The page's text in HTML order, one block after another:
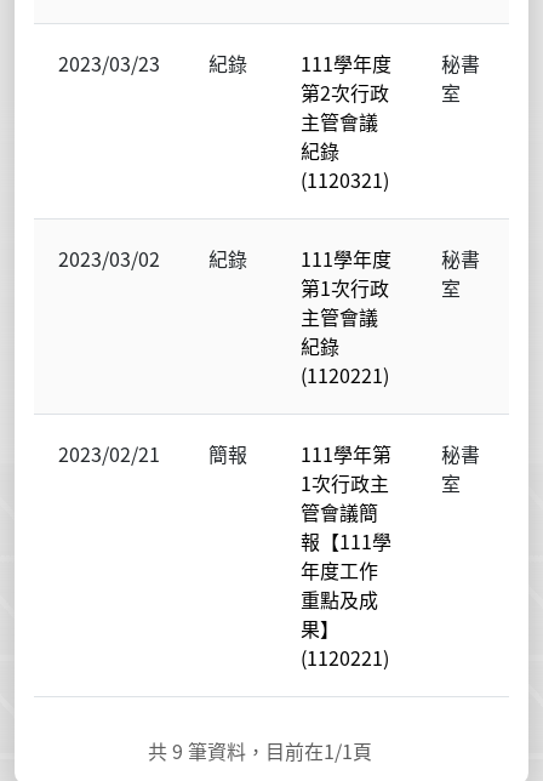
2023/03/23 紀錄
111學年度
第2次行政
主管會議
紀錄
(1120321)
秘書
室
2023/03/02 紀錄
111學年度
第1次行政
主管會議
紀錄
(1120221)
秘書
室
2023/02/21 簡報
111學年第
1次行政主
管會議簡
報【111學
年度工作
重點及成
果】
(1120221)
秘書
室
共9 筆資料，目前在1/1頁